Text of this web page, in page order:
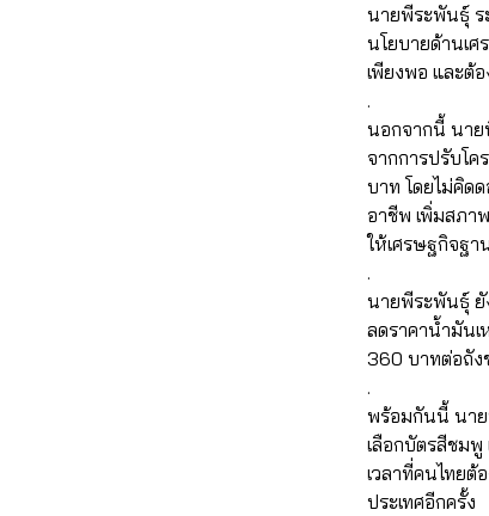
นายพีระพันธุ์ ร
นโยบายด้านเ
เพียงพอ และต้
.
นอกจากนี้ นาย
จากการปรับโ
บาท โดยไม่คิด
อาชีพ เพิ่มสภา
ให้เศรษฐกิจฐ
.
นายพีระพันธุ์ ยั
ลดราคาน้ำมัน
360 บาทต่อถัง
.
พร้อมกันนี้ นาย
เลือกบัตรสีชมพู
เวลาที่คนไทยต้
ประเทศอีกครั้ง